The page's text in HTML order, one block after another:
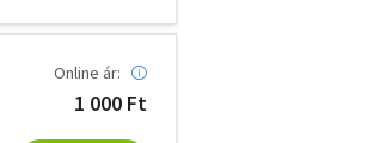
Online ár:
1 000 Ft